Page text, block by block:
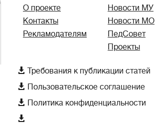
О проекте
Контакты
Рекламодателям
Новости МУ
Новости МО
ПедСовет
Проекты
 Требования к публикации статей
 Пользовательское соглашение
 Политика конфиденциальности
